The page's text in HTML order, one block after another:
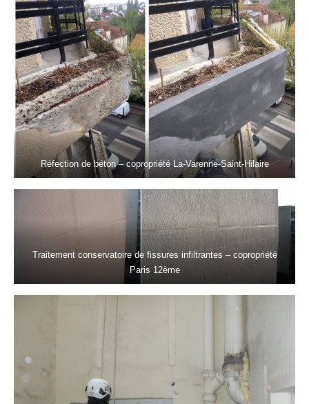
Réfection de béton – copropriété La-Varenne-Saint-Hilaire
Traitement conservatoire de fissures infiltrantes – copropriété
Paris 12ème